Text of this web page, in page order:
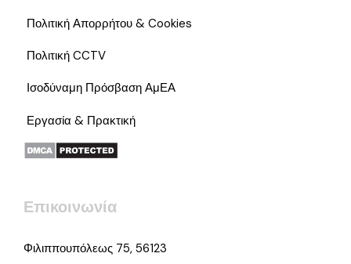
Πολιτική Απορρήτου & Cookies
Πολιτική CCTV
Ισοδύναμη Πρόσβαση ΑμΕΑ
Εργασία & Πρακτική
Επικοινωνία
Φιλιππουπόλεως 75, 56123